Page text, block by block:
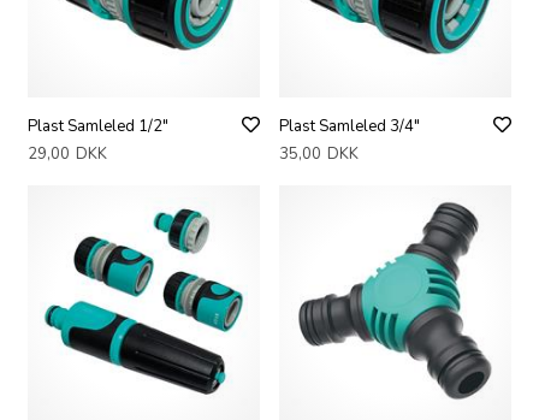
Plast Samleled 1/2"
29,00 DKK
Plast Samleled 3/4"
35,00 DKK